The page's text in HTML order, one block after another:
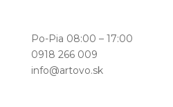
Po-Pia 08:00 – 17:00
0918 266 009
info@artovo.sk